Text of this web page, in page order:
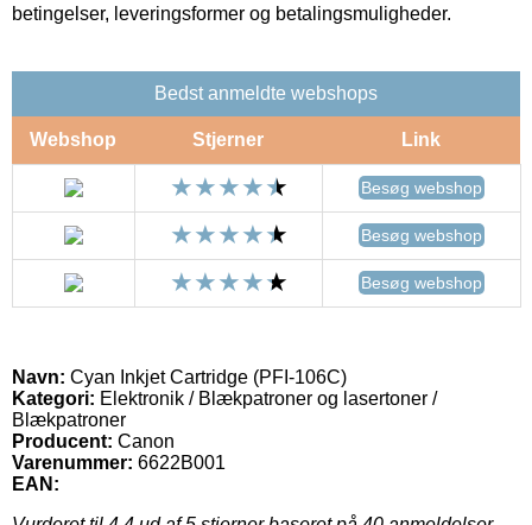
betingelser, leveringsformer og betalingsmuligheder.
Bedst anmeldte webshops
Webshop Stjerner Link
Besøg webshop
Besøg webshop
Besøg webshop
Navn: Cyan Inkjet Cartridge (PFI-106C)
Kategori: Elektronik / Blækpatroner og lasertoner /
Blækpatroner
Producent: Canon
Varenummer: 6622B001
EAN: